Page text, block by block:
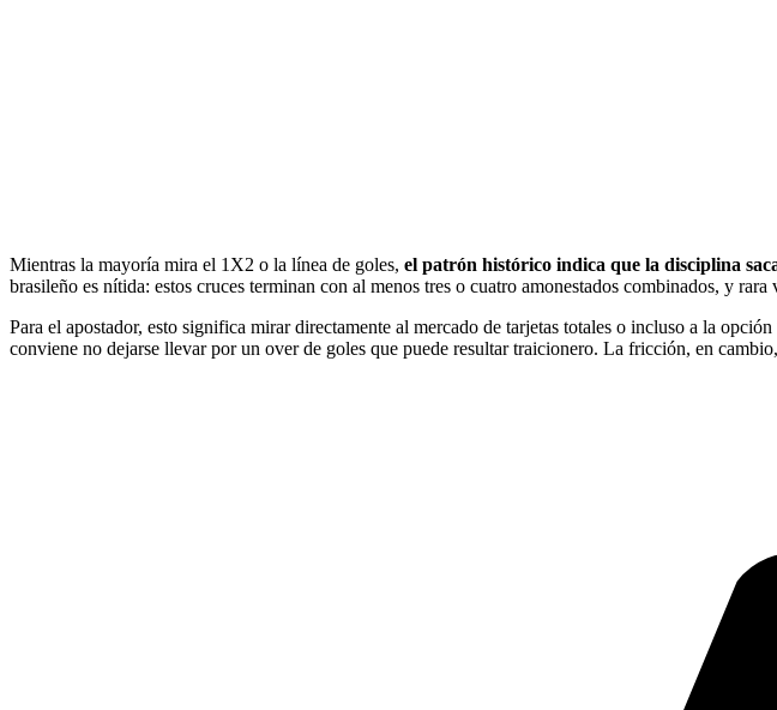
Mientras la mayoría mira el 1X2 o la línea de goles, el patrón histórico indica que la disciplina
brasileño es nítida: estos cruces terminan con al menos tres o cuatro amonestados combinados, y
Para el apostador, esto significa mirar directamente al mercado de tarjetas totales o incluso a la
conviene no dejarse llevar por un over de goles que puede resultar traicionero. La fricción, en